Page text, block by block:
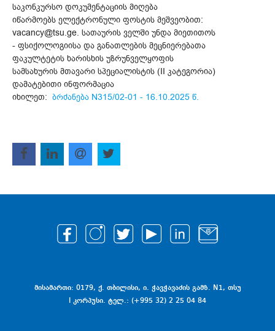
საკონკურსო დოკუმენტაციის მიღება
იწარმოებს ელექტრონული ფოსტის მეშვეობით:
vacancy@tsu.ge. სათაურის ველში უნდა მიეთითოს
- ფსიქოლოგიისა და განათლების მეცნიერებათა
ფაკულტეტის ხარისხის უზრუნველყოფის
სამსახურის მთავარი სპეციალისტის (II კატეგორია)
დამატებითი ინფორმაცია
იხილეთ: ბრძანება N315/02-01 - 16.10.2025 წ.
მისამართი: 0179, ქ. თბილისი, ი. ჭავჭავაძის გამზ. N1, თსუ
I კორპუსი. ტელ.: (+995 32) 2 25 04 84